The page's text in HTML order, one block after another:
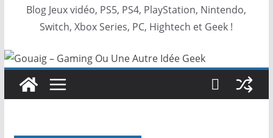
Blog Jeux vidéo, PS5, PS4, PlayStation, Nintendo,
Switch, Xbox Series, PC, Hightech et Geek !